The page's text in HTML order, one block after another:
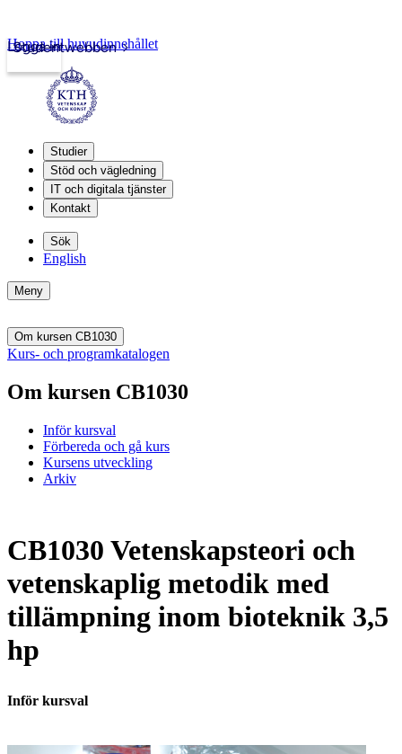
Studentwebben
Logga in
Hoppa till huvudinnehållet
Studier
Stöd och vägledning
IT och digitala tjänster
Kontakt
Sök
English
Meny
Om kursen CB1030
Kurs- och programkatalogen
Om kursen CB1030
Inför kursval
Förbereda och gå kurs
Kursens utveckling
Arkiv
CB1030 Vetenskapsteori och
vetenskaplig metodik med
tillämpning inom bioteknik 3,5
hp
Inför kursval